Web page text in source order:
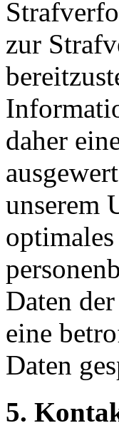
zur
daher
unserem
Daten
eine
Daten
5.